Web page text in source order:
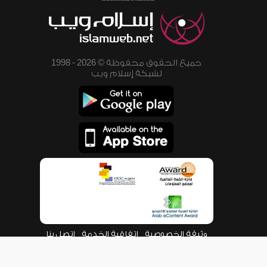
جميع الحقوق محفوظة © 2026 - 1998
لشبكة إسلام ويب
وثيقة الخصوصية اتفاقية الخدمة اتصل بنا